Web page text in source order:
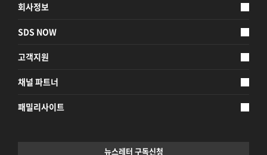
회사정보
SDS NOW
고객지원
채널 파트너
패밀리사이트
뉴스레터 구독신청